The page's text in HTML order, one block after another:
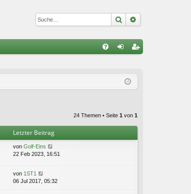
Suche
ist
24 Themen • Seite 1 von 1
Letzter Beitrag
von Golf-Eins
22 Feb 2023, 16:51
von 1ST1
06 Jul 2017, 05:32